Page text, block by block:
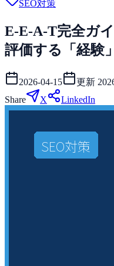
SEO対策
E-E-A-T完全ガ
評価する「経験
2026-04-15 更新
Share
X LinkedIn